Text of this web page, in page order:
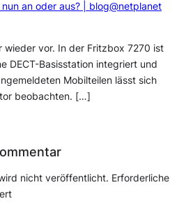
nun an oder aus? | blog@netplanet
vor. In der Fritzbox 7270 ist
DECT-Basisstation integriert und
Mobilteilen lässt sich
beobachten. […]
nicht veröffentlicht. Erforderliche